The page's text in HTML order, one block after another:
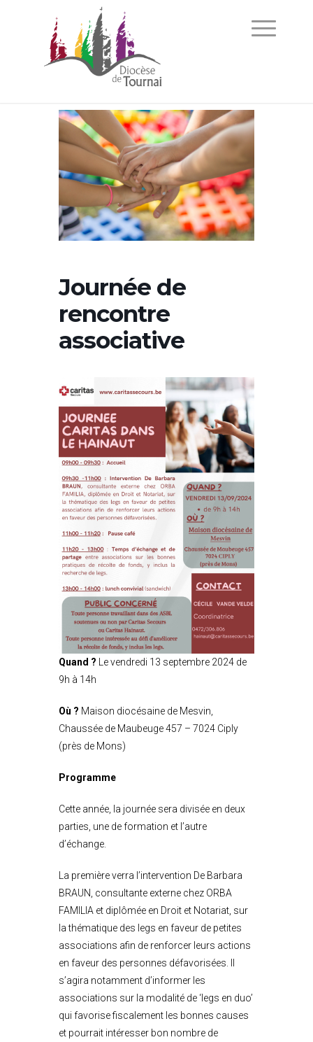
Journée de
rencontre
associative
Quand ? Le vendredi 13 septembre 2024 de
9h à 14h
Où ? Maison diocésaine de Mesvin,
Chaussée de Maubeuge 457 – 7024 Ciply
(près de Mons)
Programme
Cette année, la journée sera divisée en deux
parties, une de formation et l’autre
d’échange.
La première verra l’intervention De Barbara
BRAUN, consultante externe chez ORBA
FAMILIA et diplômée en Droit et Notariat, sur
la thématique des legs en faveur de petites
associations afin de renforcer leurs actions
en faveur des personnes défavorisées. Il
s’agira notamment d’informer les
associations sur la modalité de ‘legs en duo’
qui favorise fiscalement les bonnes causes
et pourrait intéresser bon nombre de